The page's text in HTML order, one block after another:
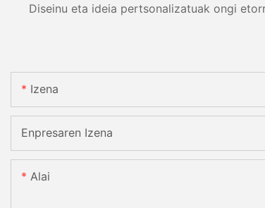
Diseinu eta ideia pertsonalizatuak ongi
Izena
Enpresaren Izena
Alai